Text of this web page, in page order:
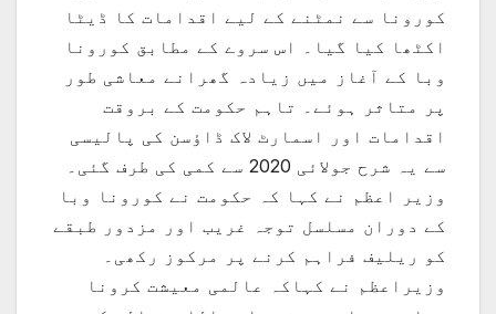
کورونا سے نمٹنے کے لیے اقدامات کا ڈیٹا
اکٹھا کیا گیا۔ اس سروے کے مطابق کورونا
وبا کے آغاز میں زیادہ گھرانے معاشی طور
پر متاثر ہوئے۔ تاہم حکومت کے بروقت
اقدامات اور اسمارٹ لاک ڈاؤسن کی پالیسی
سے یہ شرح جولائی 2020 سے کمی کی طرف گئی۔
وزیر اعظم نے کہا کہ حکومت نے کورونا وبا
کے دوران مسلسل توجہ غریب اور مزدور طبقے
کو ریلیف فراہم کرنے پر مرکوز رکھی۔
وزیراعظم نے کہاکہ عالمی معیشت کرونا